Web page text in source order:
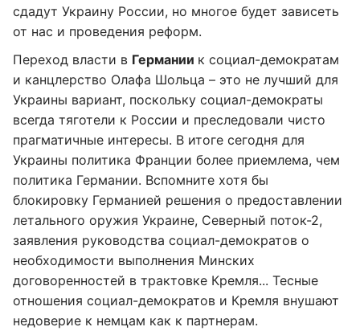
сдадут Украину России, но многое будет зависеть
от нас и проведения реформ.
Переход власти в Германии к социал-демократам
и канцлерство Олафа Шольца – это не лучший для
Украины вариант, поскольку социал-демократы
всегда тяготели к России и преследовали чисто
прагматичные интересы. В итоге сегодня для
Украины политика Франции более приемлема, чем
политика Германии. Вспомните хотя бы
блокировку Германией решения о предоставлении
летального оружия Украине, Северный поток-2,
заявления руководства социал-демократов о
необходимости выполнения Минских
договоренностей в трактовке Кремля... Тесные
отношения социал-демократов и Кремля внушают
недоверие к немцам как к партнерам.